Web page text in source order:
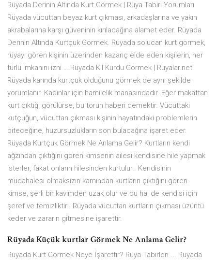
Rüyada Derinin Altında Kurt Görmek | Rüya Tabiri Yorumları
Rüyada vücuttan beyaz kurt çıkması, arkadaşlarına ve yakın
akrabalarına karşı güveninin kırılacağına alamet eder. Rüyada
Derinin Altında Kurtçuk Görmek. Rüyada solucan kurt görmek,
rüyayı gören kişinin üzerinden kazanç elde eden kişilerin, her
türlü imkanını izni … Rüyada Kıl Kurdu Görmek | Ruyalar.net
Rüyada karında kurtçuk olduğunu görmek de aynı şekilde
yorumlanır. Kadınlar için hamilelik manasındadır. Eğer makattan
kurt çıktığı görülürse, bu torun haberi demektir. Vücuttaki
kutçuğun, vücuttan çıkması kişinin hayatındaki problemlerin
biteceğine, huzursuzlukların son bulacağına işaret eder.
Rüyada Kurtçuk Görmek Ne Anlama Gelir? Kurtların kendi
ağzından çıktığını gören kimsenin ailesi kendisine hile yapmak
isterler, fakat onların hilesinden kurtulur.. Kendisinin
müdahalesi olmaksızın karnından kurtların çıktığını gören
kimse, şerli bir kavimden uzak olur ve bu hal de kendisi için
şeref ve temizliktir.. Rüyada vücuttan kurtların çıkması üzüntü.
keder ve zararın gitmesine işarettir.
Rüyada Küçük kurtlar Görmek Ne Anlama Gelir?
Rüyada Kurt Görmek Neye İşarettir? Rüya Tabirleri ... Rüyada